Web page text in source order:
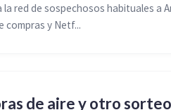
la red de sospechosos habituales a
compras y Netf...
de aire y otro sorteo